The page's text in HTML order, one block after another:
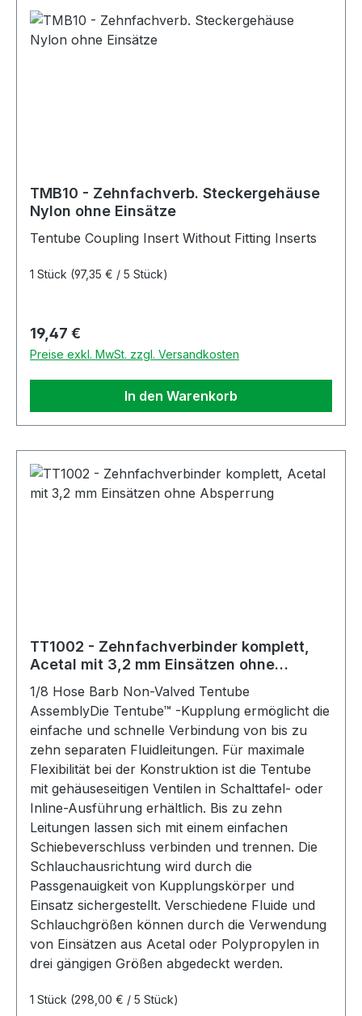
TMB10 - Zehnfachverb. Steckergehäuse
Nylon ohne Einsätze
Tentube Coupling Insert Without Fitting Inserts
1 Stück (97,35 € / 5 Stück)
Regulärer Preis:
19,47 €
Preise exkl. MwSt. zzgl. Versandkosten
In den Warenkorb
TT1002 - Zehnfachverbinder komplett,
Acetal mit 3,2 mm Einsätzen ohne
1/8 Hose Barb Non-Valved Tentube
AssemblyDie Tentube™ -Kupplung ermöglicht die
einfache und schnelle Verbindung von bis zu
zehn separaten Fluidleitungen. Für maximale
Flexibilität bei der Konstruktion ist die Tentube
mit gehäuseseitigen Ventilen in Schalttafel- oder
Inline-Ausführung erhältlich. Bis zu zehn
Leitungen lassen sich mit einem einfachen
Schiebeverschluss verbinden und trennen. Die
Schlauchausrichtung wird durch die
Passgenauigkeit von Kupplungskörper und
Einsatz sichergestellt. Verschiedene Fluide und
Schlauchgrößen können durch die Verwendung
von Einsätzen aus Acetal oder Polypropylen in
drei gängigen Größen abgedeckt werden.
1 Stück (298,00 € / 5 Stück)